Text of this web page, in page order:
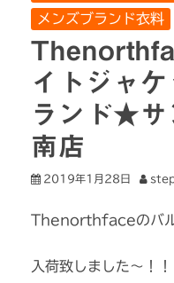
メンズブランド衣料
イトジャ
ランド★サ
南店
2019年1月28日
Thenorthfaceのバル
入荷致しました〜！！